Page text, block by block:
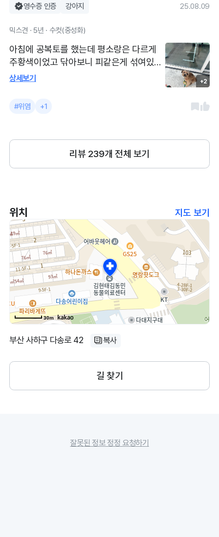
습니다 나아지지 않을 경우 약물치료도 병
무 좋아요 과잉진료 없고 설명 쉽게 잘해주
셔서 이해하기 쉬워요
영수증 인증 강아지 25.08.09
믹스견 · 5년 · 수컷(중성화)
아침에 공복토를 했는데 평소랑은 다르게
주황색이었고 닦아보니 피같은게 섞여있는
것 같아서 내원했어요 변 상태는 좋았습니
크 후 구토방지주사랑 물약 처방 받았습니
먹고도 또 혈토를 하면 바로 내원하라고 안
내받았어요. 그때는 정밀 검진을 해야한다
고 하셨습니다. 환자 대기가 많아서 기다린
상세보기 +2
#위염 +1
리뷰 239개 전체 보기
위치 지도 보기
30m
부산 사하구 다송로 42 복사
길 찾기
잘못된 정보 정정 요청하기